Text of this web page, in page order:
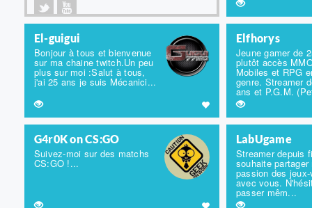
El-guigui
Bonjour à tous et bienvenue
sur ma chaine twitch.Un peu
plus sur moi :Salut à tous,
j'ai 25 ans je suis Mécanici...
Elfhorys
Jeune gamer de
plutôt accès
Mobiles et RPG
genre. Streamer
ans et P.G.M.
G4r0K on CS:GO
Suivez-moi sur des matchs
CS:GO !...
LabUgame
Streamer depuis
souhaite partager
passion des
avec vous.
passer mêm...